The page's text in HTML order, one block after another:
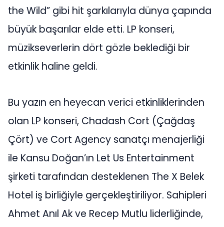
the Wild” gibi hit şarkılarıyla dünya çapında
büyük başarılar elde etti. LP konseri,
müzikseverlerin dört gözle beklediği bir
etkinlik haline geldi.
Bu yazın en heyecan verici etkinliklerinden
olan LP konseri, Chadash Cort (Çağdaş
Çört) ve Cort Agency sanatçı menajerliği
ile Kansu Doğan’ın Let Us Entertainment
şirketi tarafından desteklenen The X Belek
Hotel iş birliğiyle gerçekleştiriliyor. Sahipleri
Ahmet Anıl Ak ve Recep Mutlu liderliğinde,